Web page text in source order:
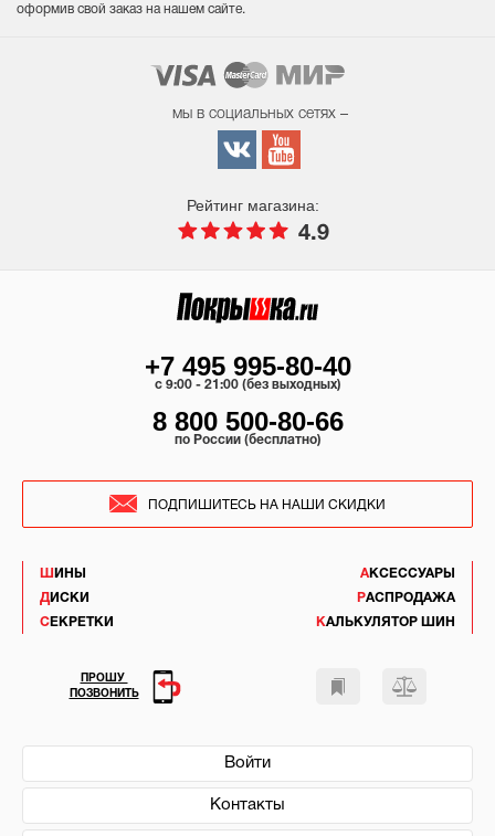
оформив свой заказ на нашем сайте.
мы в социальных сетях –
Рейтинг магазина:
4.9
ШИНЫ
ДИСКИ
СЕКРЕТКИ
АКСЕССУАРЫ
РАСПРОДАЖА
КАЛЬКУЛЯТОР ШИН
Войти
Контакты
+7 495 995-80-40
c 9:00 - 21:00 (без выходных)
8 800 500-80-66
по России (бесплатно)
ПОДПИШИТЕСЬ НА НАШИ СКИДКИ
ПРОШУ
ПОЗВОНИТЬ